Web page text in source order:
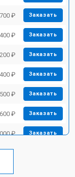
₽ Заказать
₽ Заказать
₽ Заказать
₽ Заказать
₽ Заказать
₽ Заказать
₽ Заказать
₽